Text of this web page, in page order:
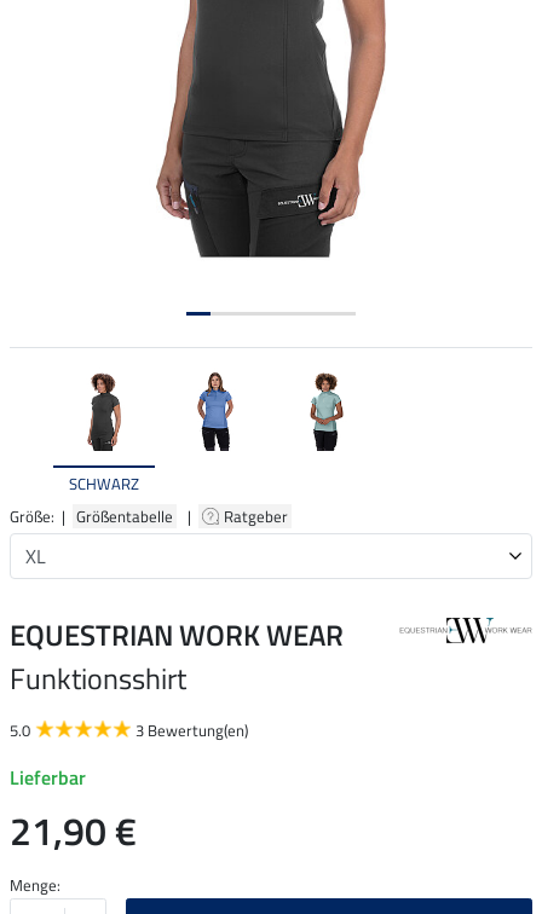
SCHWARZ
Größe: | Größentabelle | Ratgeber
EQUESTRIAN WORK WEAR
Funktionsshirt
5.0 3 Bewertung(en)
Lieferbar
21,90 €
Menge: